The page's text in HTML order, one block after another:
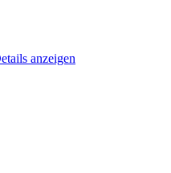
anzeigen